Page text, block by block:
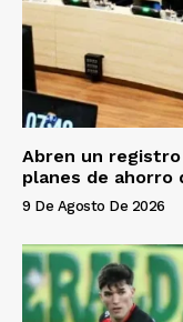
Abren un
planes de ahorro
9 De Agosto De 2026